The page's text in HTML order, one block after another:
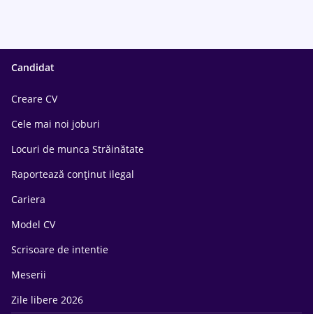
Candidat
Creare CV
Cele mai noi joburi
Locuri de munca Străinătate
Raportează conținut ilegal
Cariera
Model CV
Scrisoare de intentie
Meserii
Zile libere 2026